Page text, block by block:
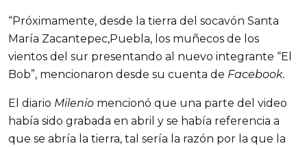
“Próximamente, desde la tierra del socavón Santa
María Zacantepec,Puebla, los muñecos de los
vientos del sur presentando al nuevo integrante “El
Bob”, mencionaron desde su cuenta de Facebook.
El diario Milenio mencionó que una parte del video
había sido grabada en abril y se había referencia a
que se abría la tierra, tal sería la razón por la que la